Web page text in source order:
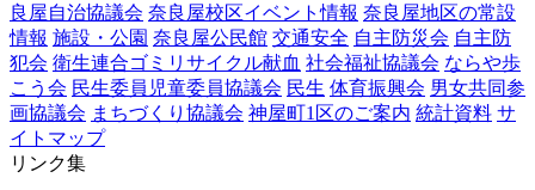
良屋自治協議会 奈良屋校区イベント情報 奈良屋地区の常設
情報 施設・公園 奈良屋公民館 交通安全 自主防災会 自主防
犯会 衛生連合ゴミリサイクル献血 社会福祉協議会 ならや歩
こう会 民生委員児童委員協議会 民生 体育振興会 男女共同参
画協議会 まちづくり協議会 神屋町1区のご案内 統計資料 サ
イトマップ
リンク集